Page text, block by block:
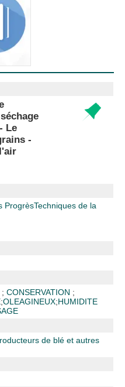
Le
-
ProgrèsTechniques de la
;CONSERVATION ;
;OLEAGINEUX;HUMIDITE
de blé et autres